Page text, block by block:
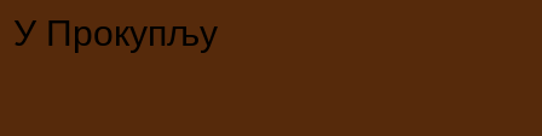
У Прокупљу